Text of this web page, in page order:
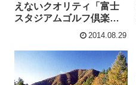
えないクオリティ「富士
スタジアムゴルフ倶楽部
北コース」をアップ
2014.08.29